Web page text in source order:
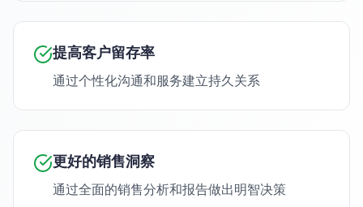
提高客户留存率
通过个性化沟通和服务建立持久关系
更好的销售洞察
通过全面的销售分析和报告做出明智决策